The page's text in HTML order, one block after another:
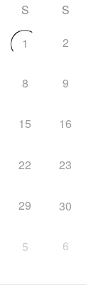
S S
1 2
8 9
15 16
22 23
29 30
5 6